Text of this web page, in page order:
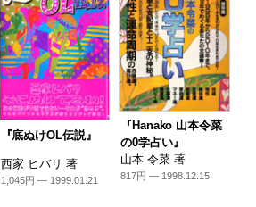
『底ぬけOL伝説』
西家 ヒバリ 著
1,045円 — 1999.01.21
『Hanako 山本令菜
の0学占い』
山本 令菜 著
817円 — 1998.12.15